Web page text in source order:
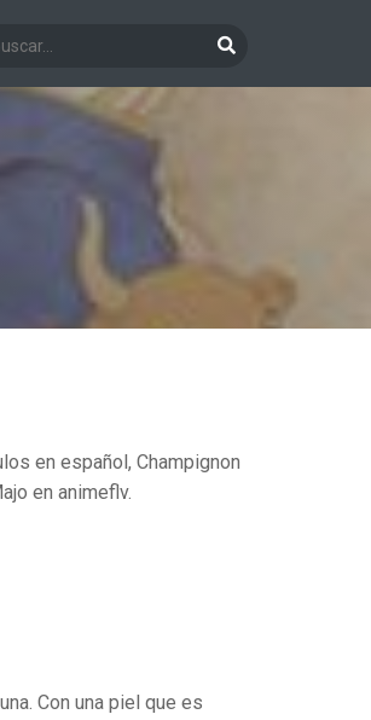
en español, Champignon
en animeflv.
Con una piel que es